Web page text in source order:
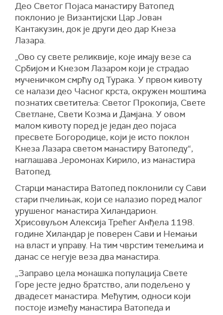
Део Светог Појаса манастиру Ватопед
поклонио је Византијски Цар Јован
Кантакузин, док је други део дар Кнеза
Лазара.
„Ово су свете реликвије, које имају везе са
Србијом и Кнезом Лазаром који је страдао
мученичком смрћу од Турака. У првом кивоту
се налази део Часног крста, окружен моштима
познатих светитеља: Светог Прокопија, Свете
Светлане, Свети Козма и Дамјана. У овом
малом кивоту поред је један део појаса
пресвете Богородице, који је исто поклон
Кнеза Лазара светом манастиру Ватопеду“,
наглашава Јеромонах Кирило, из манастира
Ватопед.
Старци манастира Ватопед поклонили су Сави
стари пчелињак, који се налазио поред малог
урушеног манастира Хиландарион.
Хрисовуљом Алексија Трећег Анђела 1198.
године Хиландар је поверен Сави и Немањи
на власт и управу. На тим чврстим темељима и
данас се негује веза два манастира.
„Заправо цела монашка популација Свете
Горе јесте једно братство, али подељено у
двадесет манастира. Међутим, односи који
постоје између манастира Ватопеда и